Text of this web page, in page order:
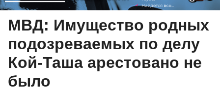
МВД: Имущество родных
подозреваемых по делу
Кой-Таша арестовано не
было